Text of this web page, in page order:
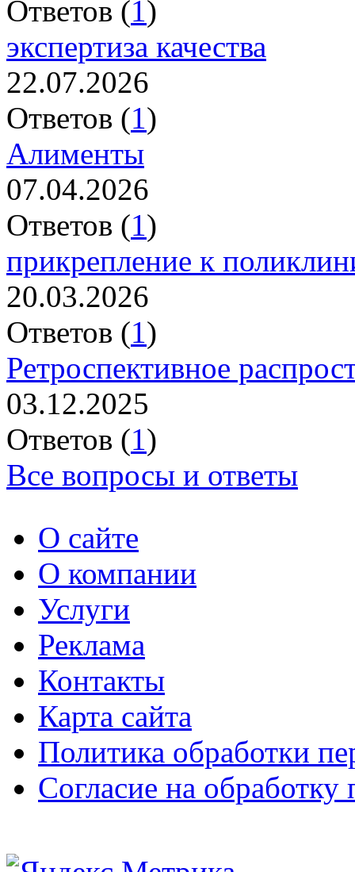
Ответов (1)
экспертиза качества
22.07.2026
Ответов (1)
Алименты
07.04.2026
Ответов (1)
прикрепление к
20.03.2026
Ответов (1)
Ретроспективное
03.12.2025
Ответов (1)
Все вопросы и ответы
О сайте
О компании
Услуги
Реклама
Контакты
Карта сайта
Политика обработки
Согласие на